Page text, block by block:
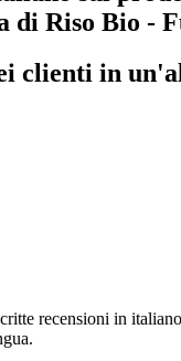
di Riso Bio -
clienti in
recensioni in